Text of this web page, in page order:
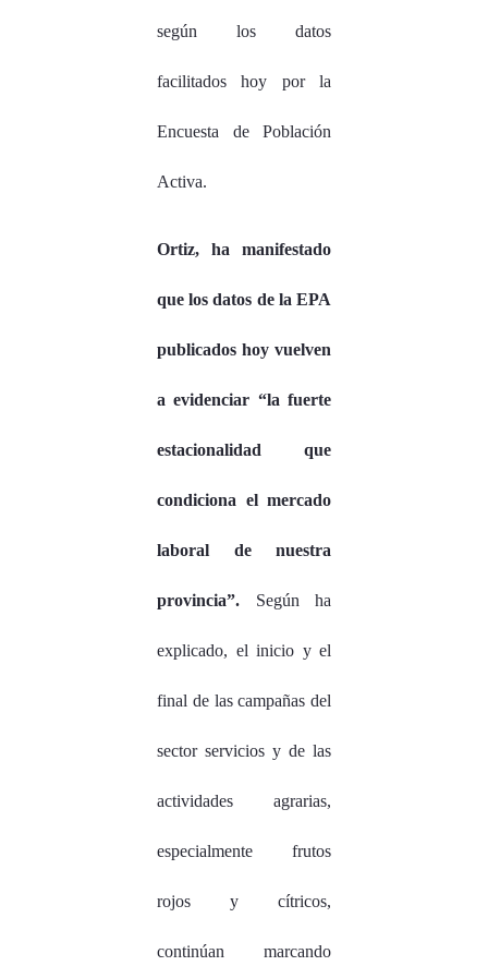
según los datos
facilitados hoy por la
Encuesta de Población
Activa.
Ortiz, ha manifestado
que los datos de la EPA
publicados hoy vuelven
a evidenciar “la fuerte
estacionalidad que
condiciona el mercado
laboral de nuestra
provincia”. Según ha
explicado, el inicio y el
final de las campañas del
sector servicios y de las
actividades agrarias,
especialmente frutos
rojos y cítricos,
continúan marcando